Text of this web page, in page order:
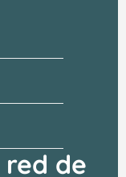
de